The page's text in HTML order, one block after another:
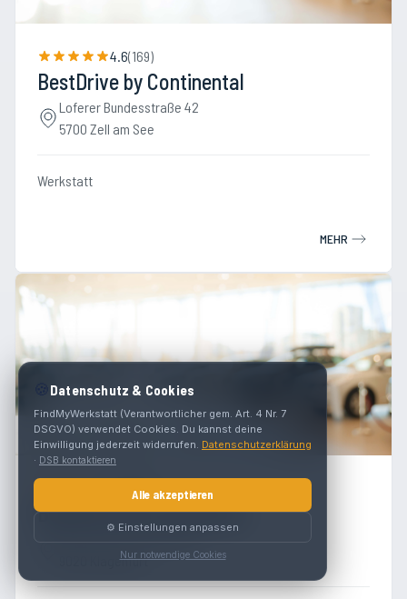
4.6(169)
BestDrive by Continental
Loferer Bundesstraße 42
5700 Zell am See
Werkstatt
MEHR
160
BestDrive by Continental
Flatschacher Straße 205
9020 Klagenfurt
Datenschutz & Cookies
FindMyWerkstatt (Verantwortlicher gem. Art. 4 Nr. 7
DSGVO) verwendet Cookies. Du kannst deine
Einwilligung jederzeit widerrufen. Datenschutzerklärung
· DSB kontaktieren
Alle akzeptieren
⚙️ Einstellungen anpassen
Nur notwendige Cookies